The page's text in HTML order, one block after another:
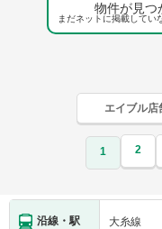
物件が見つ
まだネットに掲載してい
エイブル店
1 2
沿線・駅 大糸線